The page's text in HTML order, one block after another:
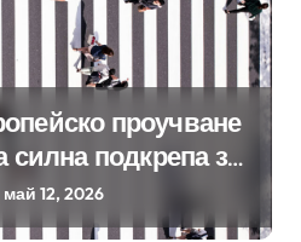
проучване
силна подкрепа за
и местния
май 12, 2026